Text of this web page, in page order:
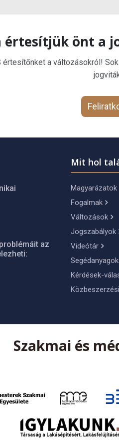
értesítjük önt a
értesítőnket a változásokról!
az
Mit hol
Magyarázatok
Fogalmak
Változások
Jogszabályok
Videótár
Segédanyagok
Kérdések-
Szakmai és